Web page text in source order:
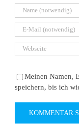
Meinen Namen,
speichern, bis ich